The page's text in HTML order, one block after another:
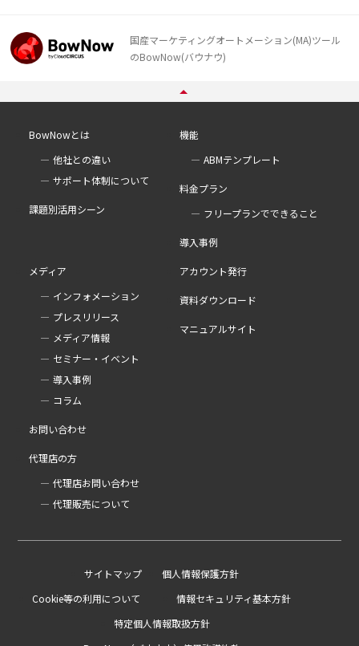
国産マーケティングオートメーション(MA)ツール
のBowNow(バウナウ)
BowNowとは
他社との違い
サポート体制について
課題別活用シーン
機能
ABMテンプレート
料金プラン
フリープランでできること
導入事例
メディア
インフォメーション
プレスリリース
メディア情報
セミナー・イベント
導入事例
コラム
アカウント発行
資料ダウンロード
マニュアルサイト
お問い合わせ
代理店の方
代理店お問い合わせ
代理販売について
サイトマップ
個人情報保護方針
Cookie等の利用について
情報セキュリティ基本方針
特定個人情報取扱方針